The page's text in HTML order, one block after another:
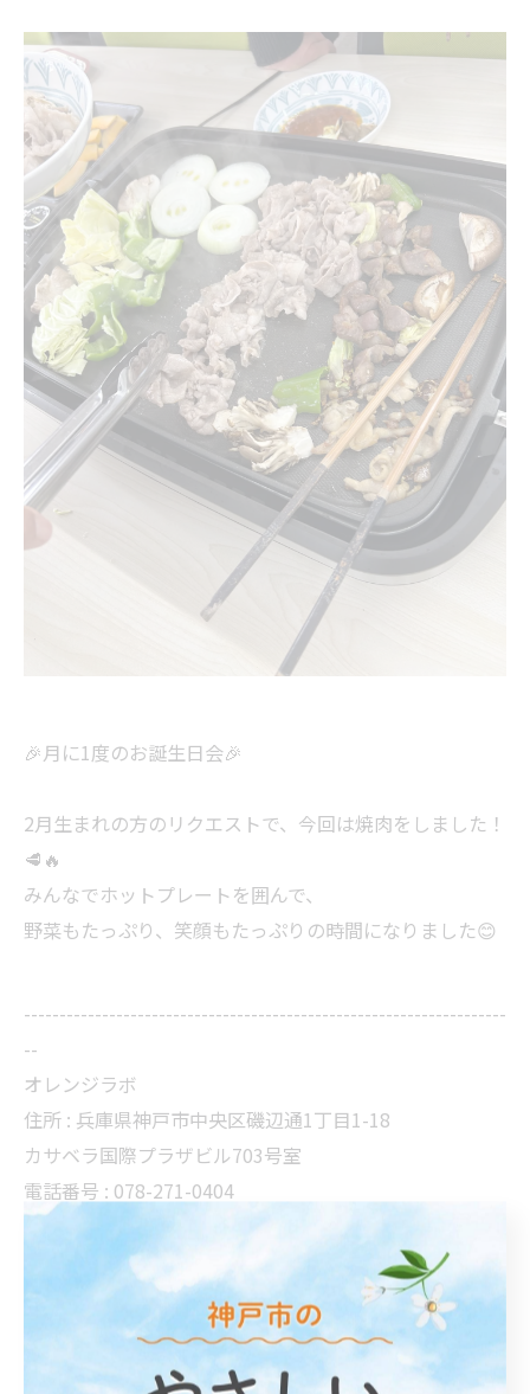
🎉月に1度のお誕生日会🎉
2月生まれの方のリクエストで、今回は焼肉をしました！
🥩🔥
みんなでホットプレートを囲んで、
野菜もたっぷり、笑顔もたっぷりの時間になりました😊
--------------------------------------------------------------------
--
オレンジラボ
住所 : 兵庫県神戸市中央区磯辺通1丁目1-18
カサベラ国際プラザビル703号室
電話番号 : 078-271-0404
神戸市にて軽作業を通した支援
三ノ宮周辺の就労支援B型